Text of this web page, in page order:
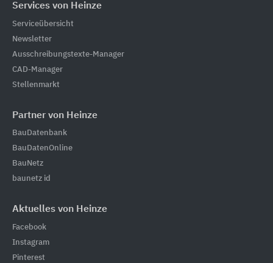
Services von Heinze
Serviceübersicht
Newsletter
Ausschreibungstexte-Manager
CAD-Manager
Stellenmarkt
Partner von Heinze
BauDatenbank
BauDatenOnline
BauNetz
baunetz id
Aktuelles von Heinze
Facebook
Instagram
Pinterest